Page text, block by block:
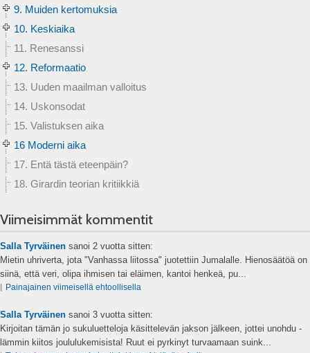
9. Muiden kertomuksia
10. Keskiaika
11. Renesanssi
12. Reformaatio
13. Uuden maailman valloitus
14. Uskonsodat
15. Valistuksen aika
16 Moderni aika
17. Entä tästä eteenpäin?
18. Girardin teorian kritiikkiä
Viimeisimmät kommentit
Salla Tyrväinen sanoi 2 vuotta sitten:
Mietin uhriverta, jota "Vanhassa liitossa" juotettiin Jumalalle. Hienosäätöä on
siinä, että veri, olipa ihmisen tai eläimen, kantoi henkeä, pu...
Painajainen viimeisellä ehtoollisella
Salla Tyrväinen sanoi 3 vuotta sitten:
Kirjoitan tämän jo sukuluetteloja käsittelevän jakson jälkeen, jottei unohdu -
lämmin kiitos joululukemisista! Ruut ei pyrkinyt turvaamaan suink...